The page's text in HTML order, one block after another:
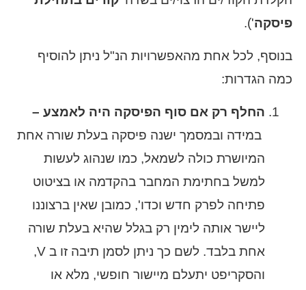
פיסקה').
בנוסף, לכל אחת מהאפשרויות הנ"ל ניתן להוסיף
כמה הגדרות:
החלף רק אם סוף הפיסקה היה לאמצע –
במידה ובמסמך ישנה פיסקה בעלת שורה אחת
המיושרת כולה לשמאל, כמו שנהוג לעשות
למשל בחתימת המחבר בהקדמה או בציטוט
פתיחה לפרק חדש וכדו', כמובן שאין ברצוננו
ליישר אותה לימין רק בגלל שהיא בעלת שורה
אחת בלבד. לשם כך ניתן לסמן תיבה זו ב V,
והסקריפט יתעלם מיישור חופשי, מלא או